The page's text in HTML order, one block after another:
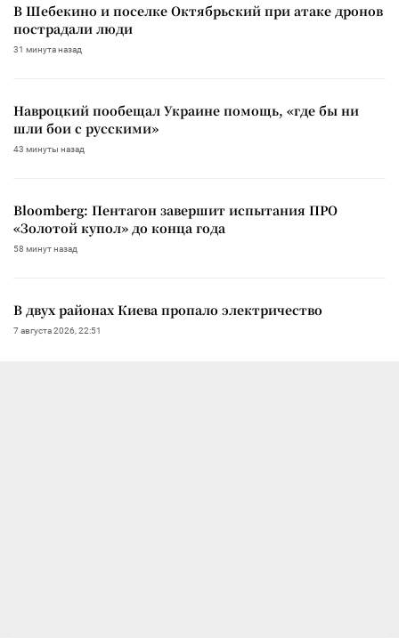
В Шебекино и поселке Октябрьский при атаке дронов
пострадали люди
31 минута назад
Навроцкий пообещал Украине помощь, «где бы ни
шли бои с русскими»
43 минуты назад
Bloomberg: Пентагон завершит испытания ПРО
«Золотой купол» до конца года
58 минут назад
В двух районах Киева пропало электричество
7 августа 2026, 22:51